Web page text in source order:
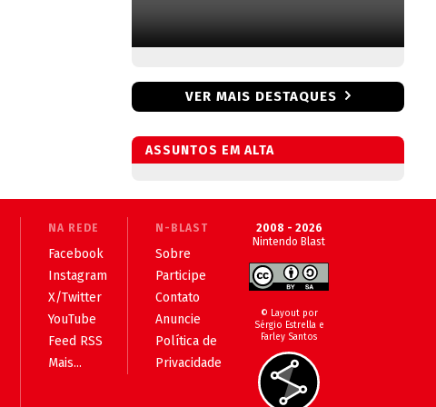
VER MAIS DESTAQUES
ASSUNTOS EM ALTA
NA REDE
Facebook
Instagram
X/Twitter
YouTube
Feed RSS
Mais...
N-BLAST
Sobre
Participe
Contato
Anuncie
Política de
Privacidade
2008 - 2026
Nintendo Blast
© Layout por
Sérgio Estrella e
Farley Santos